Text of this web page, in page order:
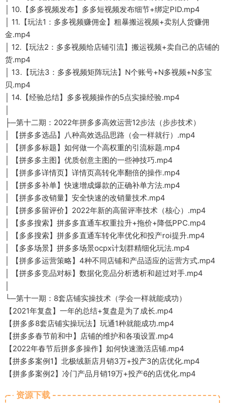
│ 10.【多多视频发布】多多短视频发布细节+绑定PID.mp4
│ 11.【玩法1：多多视频赚佣金】粗暴搬运视频+卖别人货赚佣
金.mp4
│ 12.【玩法2：多多视频给店铺引流】搬运视频+卖自己的店铺的
货.mp4
│ 13.【玩法3：多多视频矩阵玩法】N个账号+N多视频+N多宝
贝.mp4
│ 14.【经验总结】多多视频操作的5点实操经验.mp4
├─第十二期：2022年拼多多高效运营12步法（步步技术）
│ 【拼多多选品】八种高效选品思路（会一样就行）.mp4
│ 【拼多多标题】如何做一个高权重的引流标题.mp4
│ 【拼多多主图】优质创意主图的一些神技巧.mp4
│ 【拼多多详情页】详情页高转化率翻倍的操作.mp4
│ 【拼多多补单】快速增成爆款的正确补单方法.mp4
│ 【拼多多改销量】安全快速的改销量技术.mp4
│ 【拼多多留评价】2022年新的高留评率技术（核心）.mp4
│ 【多多搜索】拼多多直通车权重拉升+拖价+降低PPC.mp4
│ 【多多搜索】拼多多直通车转化率优化和投产roi提升.mp4
│ 【多多场景】拼多多场景ocpx计划群精细化玩法.mp4
│ 【拼多多运营策略】4种不同店铺和产品适应的运营方式.mp4
│ 【拼多多竞品对标】数据化竞品分析透析和超过对手.mp4
└─第十一期：8套店铺实操技术（学会一样就能成功）
【2021年复盘】一年的总结+复盘是为了成长.mp4
【拼多多8套店铺实操玩法】玩通1种就能成功.mp4
【拼多多春节前和中】店铺的维护和各项设置.mp4
【2022年春节后拼多多操作】如何快速激活店铺.mp4
【拼多多案例1】北极绒新店月销3万+投产3的店优化.mp4
【拼多多案例2】冷门产品月销19万+投产6的店优化.mp4
资源下载